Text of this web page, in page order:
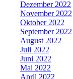
Dezember 2022
November 2022
Oktober 2022
September 2022
August 2022
Juli 2022
Juni 2022
Mai 2022
April 2022